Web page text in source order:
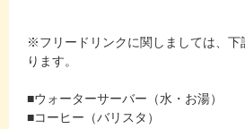
※フリードリンクに関しましては、下
ります。
■ウォーターサーバー（水・お湯）
■コーヒー（バリスタ）